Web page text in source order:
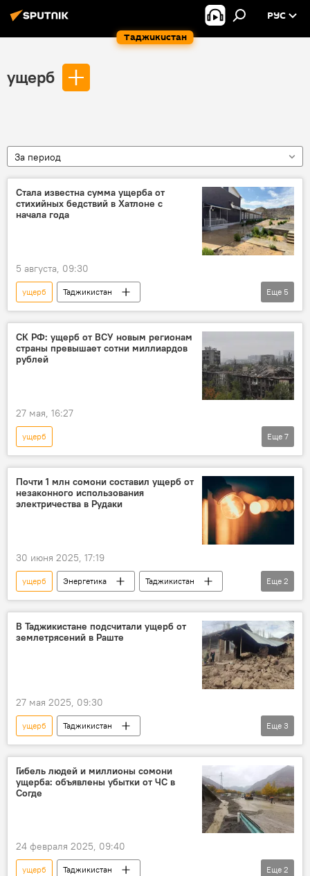
Таджикистан
РУС
ущерб
За период
Стала известна сумма ущерба от
стихийных бедствий в Хатлоне с
начала года
5 августа, 09:30
ущерб
Таджикистан
Происшествия, ЧП, криминал
стихийные бедствия
КЧС Таджикистана
статистика
Еще 5
СК РФ: ущерб от ВСУ новым регионам
страны превышает сотни миллиардов
рублей
27 мая, 16:27
ущерб
Спецоперация России по защите Донбасса: последние новости
Россия
Украина
Армия и вооружение
Политика
Еще 7
Почти 1 млн сомони составил ущерб от
незаконного использования
электричества в Рудаки
30 июня 2025, 17:19
ущерб Энергетика
Таджикистан
электроэнергия
Рудаки
Еще 2
В Таджикистане подсчитали ущерб от
землетрясений в Раште
27 мая 2025, 09:30
ущерб
Таджикистан
Землетрясения в Таджикистане
землетрясение
Происшествия, ЧП, криминал
Еще 3
Гибель людей и миллионы сомони
ущерба: объявлены убытки от ЧС в
Согде
24 февраля 2025, 09:40
ущерб
Таджикистан
Еще 2